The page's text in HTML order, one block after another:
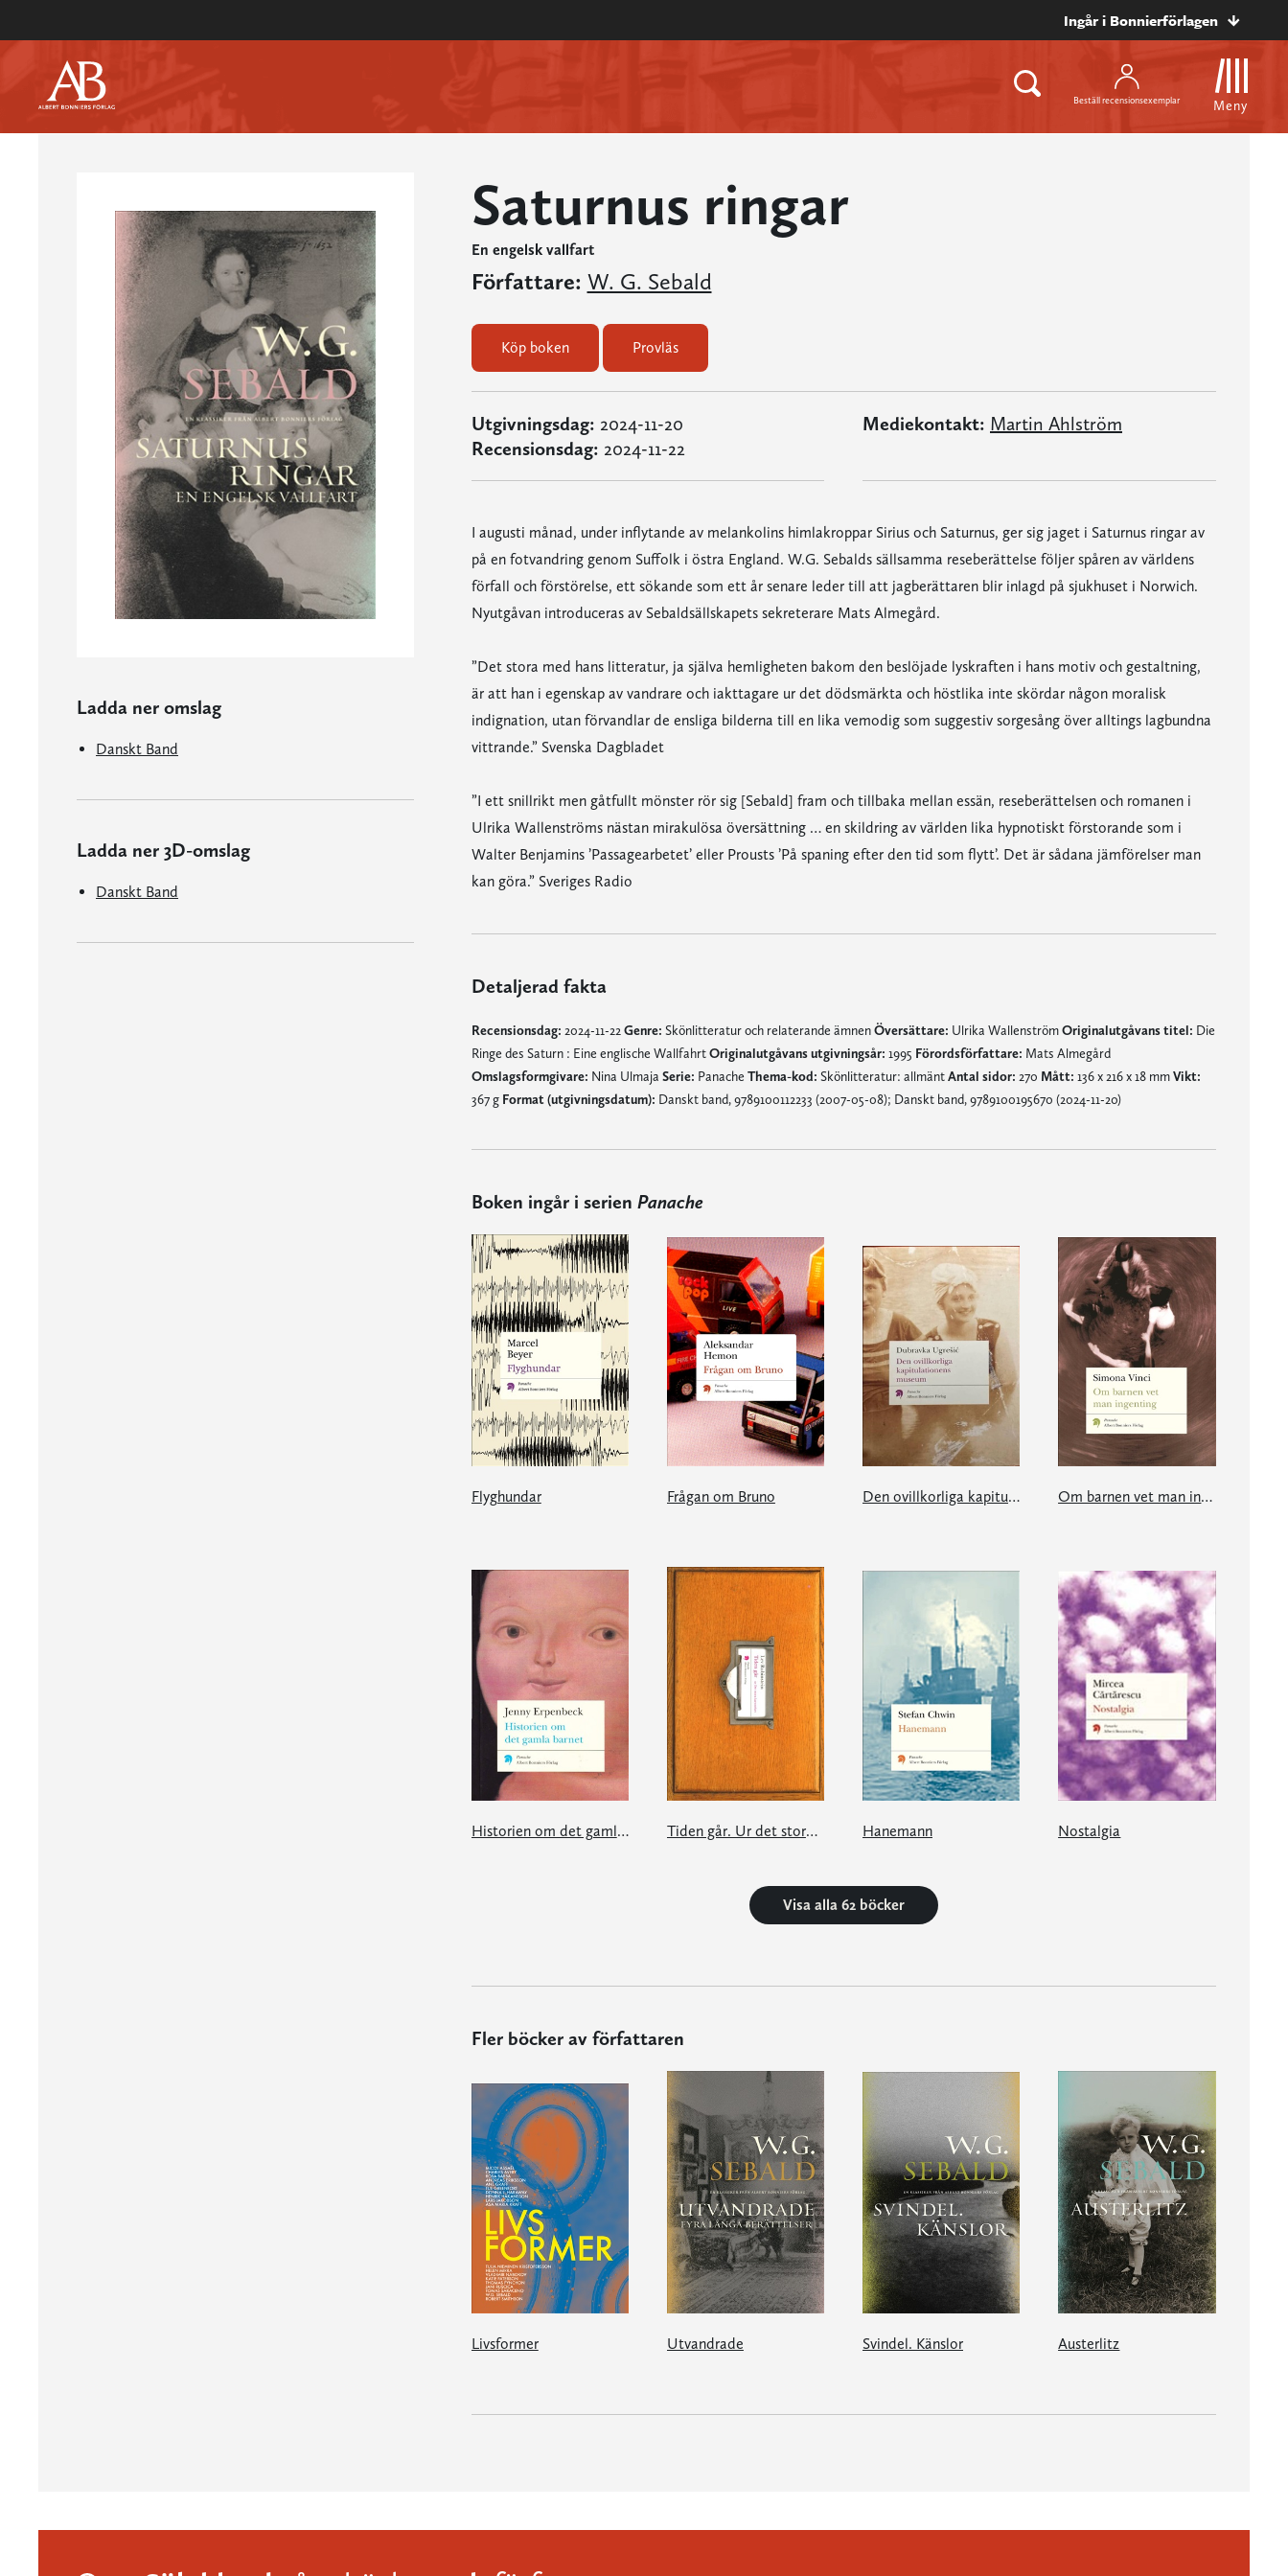
Ingår i Bonnierförlagen
Beställ recensionsexemplar Meny
Ladda ner omslag
Danskt Band
Ladda ner 3D-omslag
Danskt Band
Saturnus ringar
En engelsk vallfart
Författare: W. G. Sebald
Köp boken Provläs
Utgivningsdag: 2024-11-20
Recensionsdag: 2024-11-22
Mediekontakt: Martin Ahlström
I augusti månad, under inflytande av melankolins himlakroppar Sirius och Saturnus, ger sig jaget i Saturnus ringar av
på en fotvandring genom Suffolk i östra England. W.G. Sebalds sällsamma reseberättelse följer spåren av världens
förfall och förstörelse, ett sökande som ett år senare leder till att jagberättaren blir inlagd på sjukhuset i Norwich.
Nyutgåvan introduceras av Sebaldsällskapets sekreterare Mats Almegård.
”Det stora med hans litteratur, ja själva hemligheten bakom den beslöjade lyskraften i hans motiv och gestaltning,
är att han i egenskap av vandrare och iakttagare ur det dödsmärkta och höstlika inte skördar någon moralisk
indignation, utan förvandlar de ensliga bilderna till en lika vemodig som suggestiv sorgesång över alltings lagbundna
vittrande.” Svenska Dagbladet
”I ett snillrikt men gåtfullt mönster rör sig [Sebald] fram och tillbaka mellan essän, reseberättelsen och romanen i
Ulrika Wallenströms nästan mirakulösa översättning … en skildring av världen lika hypnotiskt förstorande som i
Walter Benjamins ’Passagearbetet’ eller Prousts ’På spaning efter den tid som flytt’. Det är sådana jämförelser man
kan göra.” Sveriges Radio
Detaljerad fakta
Recensionsdag: 2024-11-22 Genre: Skönlitteratur och relaterande ämnenÖversättare: Ulrika WallenströmOriginalutgåvans titel: Die
Ringe des Saturn : Eine englische WallfahrtOriginalutgåvans utgivningsår: 1995 Förordsförfattare: Mats Almegård
Omslagsformgivare: Nina Ulmaja Serie: Panache Thema-kod: Skönlitteratur: allmäntAntal sidor: 270 Mått: 136 x 216 x 18 mmVikt:
367 g Format (utgivningsdatum): Danskt band, 9789100112233 (2007-05-08); Danskt band, 9789100195670 (2024-11-20)
Boken ingår i serien Panache
Flyghundar Frågan om Bruno Den ovillkorliga kapitulationens museum Om barnen vet man ingenting
Historien om det gamla barnet Tiden går. Ur det stora kartoteket Hanemann Nostalgia
Visa alla 62 böcker
Fler böcker av författaren
Livsformer Utvandrade Svindel. Känslor Austerlitz